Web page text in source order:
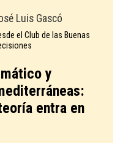
Luis Gascó
el Club de las Buenas
y
entra en